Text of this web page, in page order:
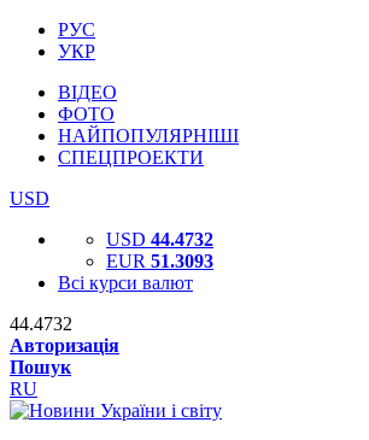
РУС
УКР
ВІДЕО
ФОТО
НАЙПОПУЛЯРНІШІ
СПЕЦПРОЕКТИ
USD
USD 44.4732
EUR 51.3093
Всі курси валют
44.4732
Авторизація
Пошук
RU